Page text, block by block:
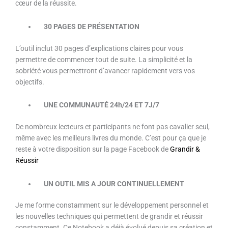
cœur de la réussite.
30 PAGES DE PRÉSENTATION
L’outil inclut 30 pages d’explications claires pour vous
permettre de commencer tout de suite. La simplicité et la
sobriété vous permettront d’avancer rapidement vers vos
objectifs.
UNECOMMUNAUTÉ24h/24 ET 7J/7
De nombreux lecteurs et participants ne font pas cavalier seul,
même avec les meilleurs livres du monde. C’est pour ça que je
reste à votre disposition sur la page Facebook deGrandir &
Réussir
UN OUTIL MIS A JOUR CONTINUELLEMENT
Je me forme constamment sur le développement personnel et
les nouvelles techniques qui permettent de grandir et réussir